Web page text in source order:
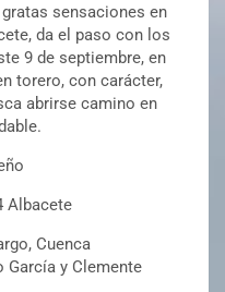
sensaciones en
da el paso con los
9 de septiembre, en
torero, con carácter,
abrirse camino en
Albacete
Cuenca
García y Clemente